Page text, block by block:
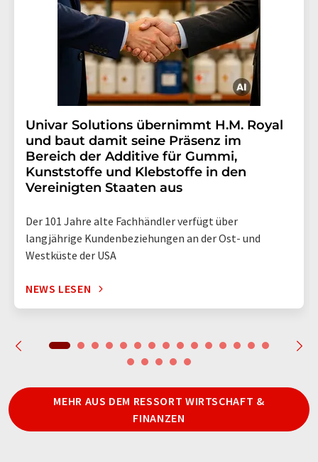
Univar Solutions übernimmt H.M. Royal
und baut damit seine Präsenz im
Bereich der Additive für Gummi,
Kunststoffe und Klebstoffe in den
Vereinigten Staaten aus
Der 101 Jahre alte Fachhändler verfügt über
langjährige Kundenbeziehungen an der Ost- und
Westküste der USA
NEWS LESEN
MEHR AUS DEM RESSORT WIRTSCHAFT &
FINANZEN